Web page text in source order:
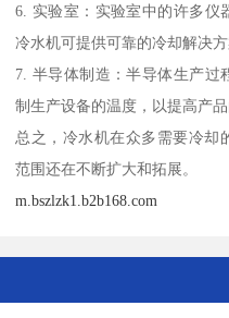
6. 实验室：实验室中的许多仪
冷水机可提供可靠的冷却解决方
7. 半导体制造：半导体生产过
制生产设备的温度，以提高产品
总之，冷水机在众多需要冷却
范围还在不断扩大和拓展。
m.bszlzk1.b2b168.com